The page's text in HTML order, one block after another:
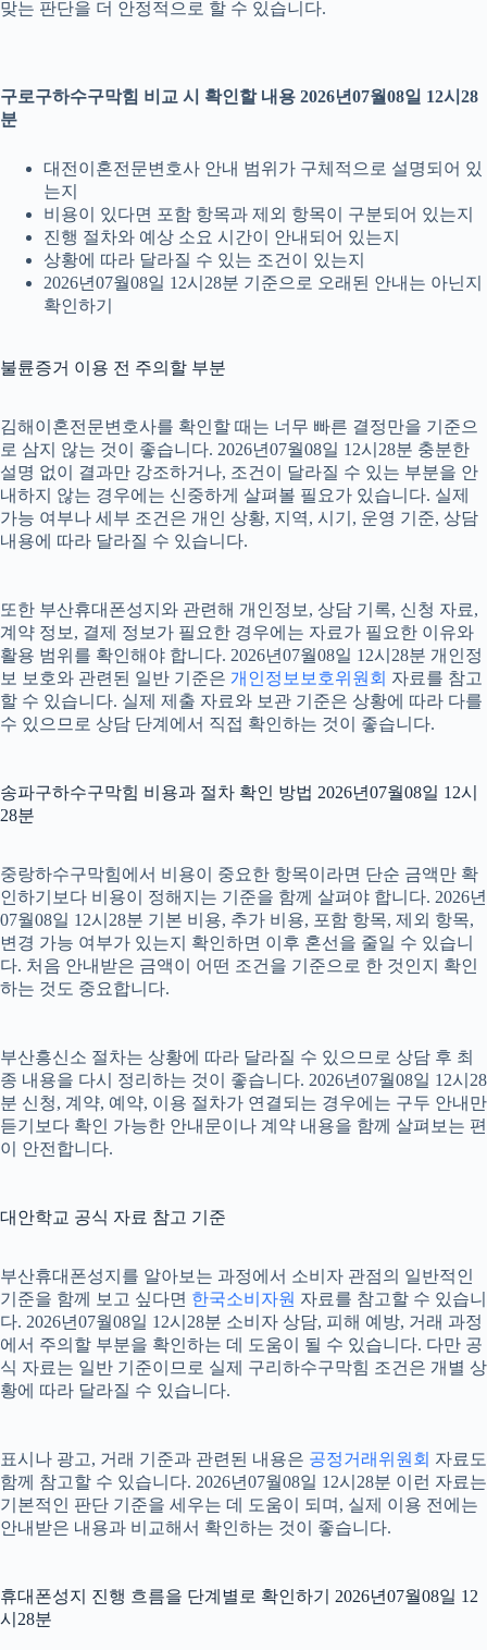
맞는 판단을 더 안정적으로 할 수 있습니다.
구로구하수구막힘 비교 시 확인할 내용 2026년07월08일 12시28
분
대전이혼전문변호사 안내 범위가 구체적으로 설명되어 있
는지
비용이 있다면 포함 항목과 제외 항목이 구분되어 있는지
진행 절차와 예상 소요 시간이 안내되어 있는지
상황에 따라 달라질 수 있는 조건이 있는지
2026년07월08일 12시28분 기준으로 오래된 안내는 아닌지
확인하기
불륜증거 이용 전 주의할 부분
김해이혼전문변호사를 확인할 때는 너무 빠른 결정만을 기준으
로 삼지 않는 것이 좋습니다. 2026년07월08일 12시28분 충분한
설명 없이 결과만 강조하거나, 조건이 달라질 수 있는 부분을 안
내하지 않는 경우에는 신중하게 살펴볼 필요가 있습니다. 실제
가능 여부나 세부 조건은 개인 상황, 지역, 시기, 운영 기준, 상담
내용에 따라 달라질 수 있습니다.
또한 부산휴대폰성지와 관련해 개인정보, 상담 기록, 신청 자료,
계약 정보, 결제 정보가 필요한 경우에는 자료가 필요한 이유와
활용 범위를 확인해야 합니다. 2026년07월08일 12시28분 개인정
보 보호와 관련된 일반 기준은 개인정보보호위원회 자료를 참고
할 수 있습니다. 실제 제출 자료와 보관 기준은 상황에 따라 다를
수 있으므로 상담 단계에서 직접 확인하는 것이 좋습니다.
송파구하수구막힘 비용과 절차 확인 방법 2026년07월08일 12시
28분
중랑하수구막힘에서 비용이 중요한 항목이라면 단순 금액만 확
인하기보다 비용이 정해지는 기준을 함께 살펴야 합니다. 2026년
07월08일 12시28분 기본 비용, 추가 비용, 포함 항목, 제외 항목,
변경 가능 여부가 있는지 확인하면 이후 혼선을 줄일 수 있습니
다. 처음 안내받은 금액이 어떤 조건을 기준으로 한 것인지 확인
하는 것도 중요합니다.
부산흥신소 절차는 상황에 따라 달라질 수 있으므로 상담 후 최
종 내용을 다시 정리하는 것이 좋습니다. 2026년07월08일 12시28
분 신청, 계약, 예약, 이용 절차가 연결되는 경우에는 구두 안내만
듣기보다 확인 가능한 안내문이나 계약 내용을 함께 살펴보는 편
이 안전합니다.
대안학교 공식 자료 참고 기준
부산휴대폰성지를 알아보는 과정에서 소비자 관점의 일반적인
기준을 함께 보고 싶다면 한국소비자원 자료를 참고할 수 있습니
다. 2026년07월08일 12시28분 소비자 상담, 피해 예방, 거래 과정
에서 주의할 부분을 확인하는 데 도움이 될 수 있습니다. 다만 공
식 자료는 일반 기준이므로 실제 구리하수구막힘 조건은 개별 상
황에 따라 달라질 수 있습니다.
표시나 광고, 거래 기준과 관련된 내용은 공정거래위원회 자료도
함께 참고할 수 있습니다. 2026년07월08일 12시28분 이런 자료는
기본적인 판단 기준을 세우는 데 도움이 되며, 실제 이용 전에는
안내받은 내용과 비교해서 확인하는 것이 좋습니다.
휴대폰성지 진행 흐름을 단계별로 확인하기 2026년07월08일 12
시28분